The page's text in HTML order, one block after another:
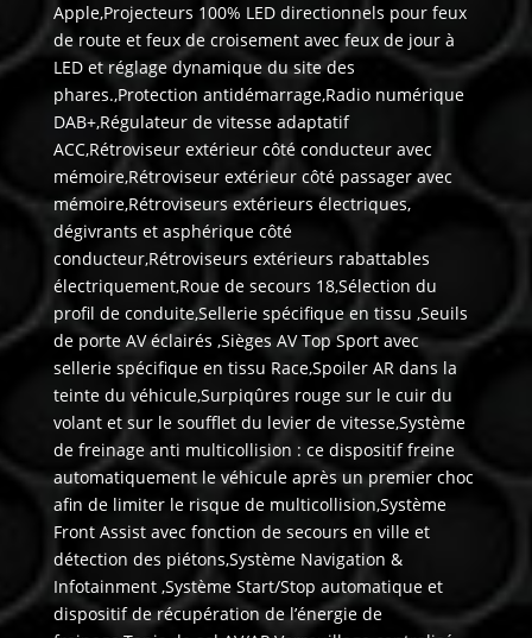
Apple,Projecteurs 100% LED directionnels pour feux
de route et feux de croisement avec feux de jour à
LED et réglage dynamique du site des
phares.,Protection antidémarrage,Radio numérique
DAB+,Régulateur de vitesse adaptatif
ACC,Rétroviseur extérieur côté conducteur avec
mémoire,Rétroviseur extérieur côté passager avec
mémoire,Rétroviseurs extérieurs électriques,
dégivrants et asphérique côté
conducteur,Rétroviseurs extérieurs rabattables
électriquement,Roue de secours 18,Sélection du
profil de conduite,Sellerie spécifique en tissu ,Seuils
de porte AV éclairés ,Sièges AV Top Sport avec
sellerie spécifique en tissu Race,Spoiler AR dans la
teinte du véhicule,Surpiqûres rouge sur le cuir du
volant et sur le soufflet du levier de vitesse,Système
de freinage anti multicollision : ce dispositif freine
automatiquement le véhicule après un premier choc
afin de limiter le risque de multicollision,Système
Front Assist avec fonction de secours en ville et
détection des piétons,Système Navigation &
Infotainment ,Système Start/Stop automatique et
dispositif de récupération de l’énergie de